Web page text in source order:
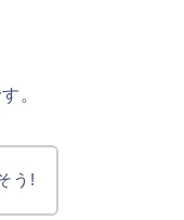
。
う!